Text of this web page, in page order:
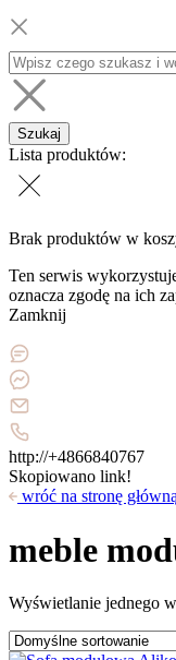
Szukaj
Lista produktów:
Brak produktów w
Ten serwis
oznacza zgodę na ich
Zamknij
http://+4866840767
Skopiowano link!
wróć na stronę główną
meble
Wyświetlanie jednego